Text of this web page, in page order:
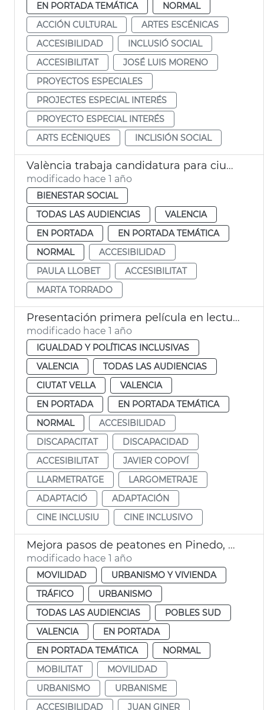
EN PORTADA TEMÁTICA
NORMAL
ACCIÓN CULTURAL
ARTES ESCÉNICAS
ACCESIBILIDAD
INCLUSIÓ SOCIAL
ACCESIBILITAT
JOSÉ LUIS MORENO
PROYECTOS ESPECIALES
PROJECTES ESPECIAL INTERÉS
PROYECTO ESPECIAL INTERÉS
ARTS ECÈNIQUES
INCLISIÓN SOCIAL
València trabaja candidatura para ciudad europea accesible
modificado hace 1 año
BIENESTAR SOCIAL
TODAS LAS AUDIENCIAS
VALENCIA
EN PORTADA
EN PORTADA TEMÁTICA
NORMAL
ACCESIBILIDAD
PAULA LLOBET
ACCESIBILITAT
MARTA TORRADO
Presentación primera película en lectura fácil en España
modificado hace 1 año
IGUALDAD Y POLÍTICAS INCLUSIVAS
VALENCIA
TODAS LAS AUDIENCIAS
CIUTAT VELLA
VALENCIA
EN PORTADA
EN PORTADA TEMÁTICA
NORMAL
ACCESIBILIDAD
DISCAPACITAT
DISCAPACIDAD
ACCESIBILITAT
JAVIER COPOVÍ
LLARMETRATGE
LARGOMETRAJE
ADAPTACIÓ
ADAPTACIÓN
CINE INCLUSIU
CINE INCLUSIVO
Mejora pasos de peatones en Pinedo, Perellonet y reasfaltado en La Punta
modificado hace 1 año
MOVILIDAD
URBANISMO Y VIVIENDA
TRÁFICO
URBANISMO
TODAS LAS AUDIENCIAS
POBLES SUD
VALENCIA
EN PORTADA
EN PORTADA TEMÁTICA
NORMAL
MOBILITAT
MOVILIDAD
URBANISMO
URBANISME
ACCESIBILIDAD
JUAN GINER